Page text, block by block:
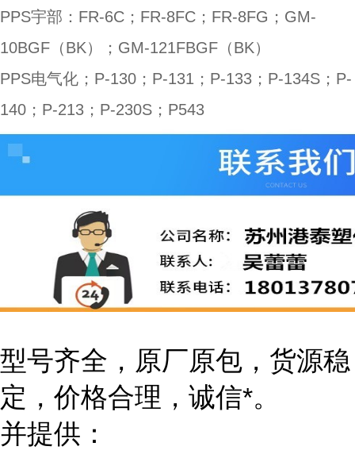
PPS宇部：FR-6C；FR-8FC；FR-8FG；GM-
10BGF（BK）；GM-121FBGF（BK）
PPS电气化；P-130；P-131；P-133；P-134S；P-
140；P-213；P-230S；P543
型号齐全，原厂原包，货源稳
定，价格合理，诚信*。
并提供：